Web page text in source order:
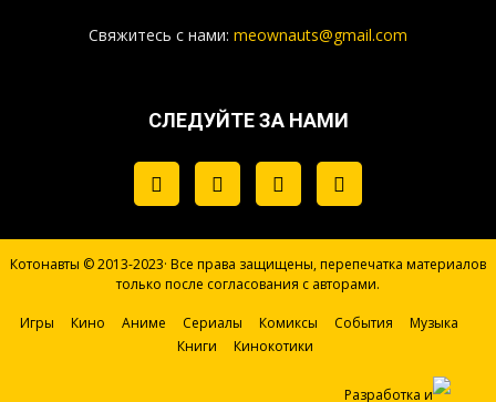
Свяжитесь с нами: meownauts@gmail.com
СЛЕДУЙТЕ ЗА НАМИ
Котонавты © 2013-2023· Все права защищены, перепечатка материалов
только после согласования с авторами.
Игры Кино Аниме Сериалы Комиксы События
Музыка
Книги
Кинокотики
Разработка и